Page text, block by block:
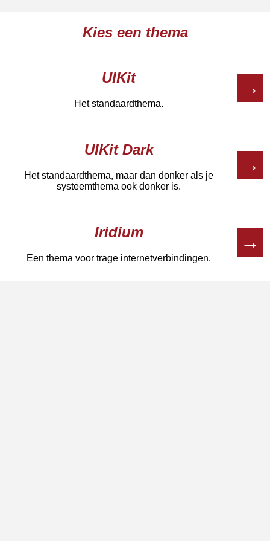
Kies een thema
UIKit
Het standaardthema.
→
UIKit Dark
Het standaardthema, maar dan donker als je
systeemthema ook donker is.
→
Iridium
Een thema voor trage internetverbindingen.
→